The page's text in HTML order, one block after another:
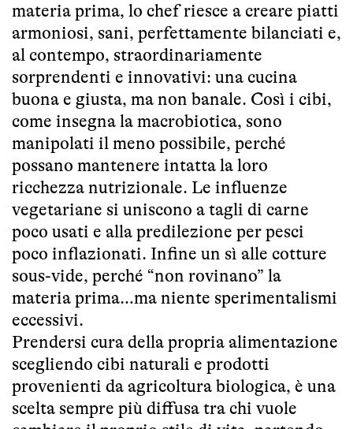
materia prima, lo chef riesce a creare piatti
armoniosi, sani, perfettamente bilanciati e,
al contempo, straordinariamente
sorprendenti e innovativi: una cucina
buona e giusta, ma non banale. Così i cibi,
come insegna la macrobiotica, sono
manipolati il meno possibile, perché
possano mantenere intatta la loro
ricchezza nutrizionale. Le influenze
vegetariane si uniscono a tagli di carne
poco usati e alla predilezione per pesci
poco inflazionati. Infine un sì alle cotture
sous-vide, perché “non rovinano” la
materia prima…ma niente sperimentalismi
eccessivi.
Prendersi cura della propria alimentazione
scegliendo cibi naturali e prodotti
provenienti da agricoltura biologica, è una
scelta sempre più diffusa tra chi vuole